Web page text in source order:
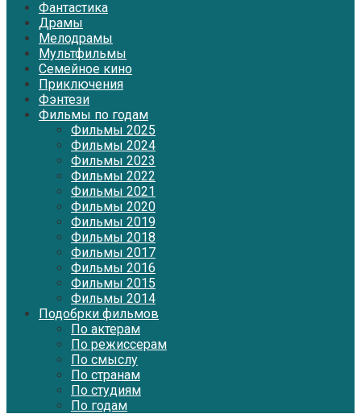
Фантастика
Драмы
Мелодрамы
Мультфильмы
Семейное кино
Приключения
Фэнтези
Фильмы по годам
Фильмы 2025
Фильмы 2024
Фильмы 2023
Фильмы 2022
Фильмы 2021
Фильмы 2020
Фильмы 2019
Фильмы 2018
Фильмы 2017
Фильмы 2016
Фильмы 2015
Фильмы 2014
Подобрки фильмов
По актерам
По режиссерам
По смыслу
По странам
По студиям
По годам